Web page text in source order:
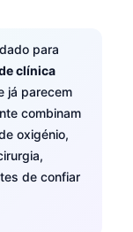
para
clínica
já parecem
combinam
oxigénio,
de confiar